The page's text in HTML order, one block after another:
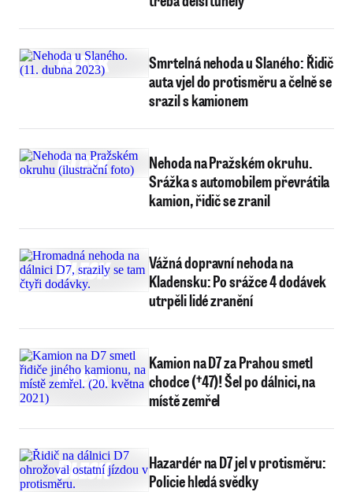
Smrtelná nehoda u Slaného: Řidič
auta vjel do protisměru a čelně se
srazil s kamionem
Nehoda na Pražském okruhu.
Srážka s automobilem převrátila
kamion, řidič se zranil
Vážná dopravní nehoda na
Kladensku: Po srážce 4 dodávek
utrpěli lidé zranění
Kamion na D7 za Prahou smetl
chodce (†47)! Šel po dálnici, na
místě zemřel
Hazardér na D7 jel v protisměru:
Policie hledá svědky